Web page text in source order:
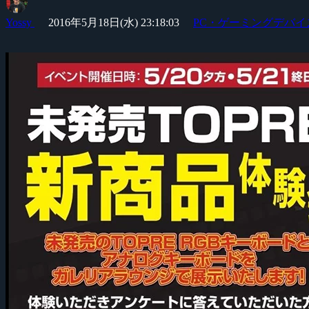
Yossy 2016年5月18日(水) 23:18:03 PC・ゲーミングデバイ